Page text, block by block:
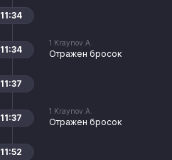
11:34
1 Kraynov A.
Отражен бросок
11:34
11:37
1 Kraynov A.
Отражен бросок
11:37
11:52